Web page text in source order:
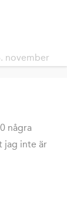
november
några
jag inte är